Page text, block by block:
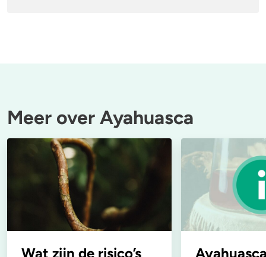
Meer over Ayahuasca
Wat zijn de risico’s